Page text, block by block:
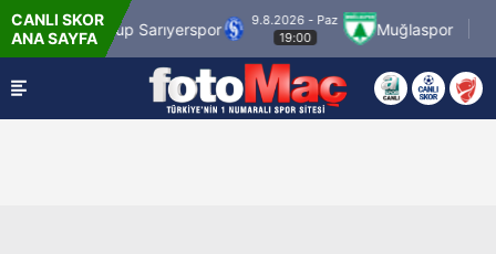
CANLI SKOR
ANA SAYFA
Sarıyerspor
9.8.2026 - Paz
19:00
Muğlaspor Vanspor